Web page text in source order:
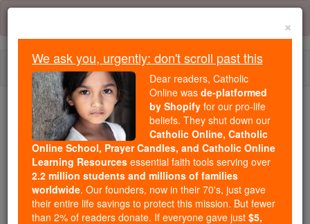
Skip
content
Because of You, 2.2 Million
Students Are Being Formed in the
Faith
Because of generous supporters like you,
Catholic Online School has already delivered
×
We ask you, urgently: don't scroll past this
Dear readers, Catholic
Online was de-platformed
by Shopify for our pro-life
beliefs. They shut down our
Catholic Online, Catholic
Online School, Prayer Candles, and Catholic Online
Learning Resources essential faith tools serving over
2.2 million students and millions of families
worldwide. Our founders, now in their 70's, just gave
their entire life savings to protect this mission. But fewer
than 2% of readers donate. If everyone gave just $5,